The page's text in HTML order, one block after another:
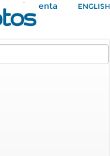
Mi Cuenta ENGLISH